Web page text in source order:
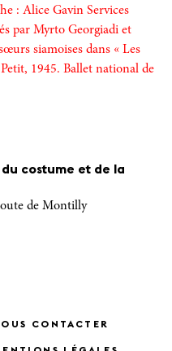
: Alice Gavin Services
par Myrto Georgiadi et
siamoises dans « Les
1945. Ballet national de
costume et de la
de Montilly
CONTACTER